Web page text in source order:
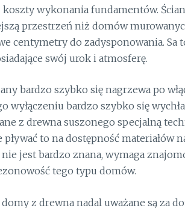
wykonania fundamentów.
przestrzeń niż domów
centymetry do zadysponowania. Sa
swój urok i atmosferę.
bardzo szybko się nagrzewa po
wyłączeniu bardzo szybko się
z drewna suszonego specjalną
to na dostępność materiałów
jest bardzo znana, wymaga
tego typu domów.
z drewna nadal uważane są za